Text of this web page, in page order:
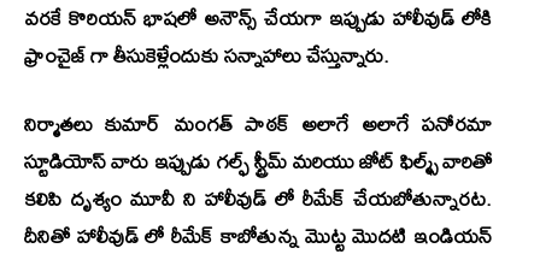
వరకే కొరియన్ భాషలో అనౌన్స్ చేయగా ఇప్పుడు హాలీవుడ్ లోకి
ఫ్రాంచైజ్ గా తీసుకెళ్లేందుకు సన్నాహాలు చేస్తున్నారు.
నిర్మాతలుకుమార్ మంగత్పాఠక్ అలాగే అలాగే పనోరమా
స్టూడియోస్ వారు ఇప్పుడు గల్ఫ్ స్ట్రీమ్ మరియు జోట్ ఫిల్మ్స్ వారితో
కలిపి దృశ్యం మూవీ ని హాలీవుడ్ లో రీమేక్ చేయబోతున్నారట.
దీనితో హాలీవుడ్ లో రీమేక్ కాబోతున్న మొట్ట మొదటి ఇండియన్